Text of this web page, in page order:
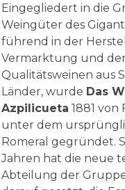
Eingegliedert in die
Weingüter des
führend in der
Vermarktung und
Qualitätsweinen aus
Länder, wurde Das
Azpilicueta 1881 von
unter dem
Romeral gegründet.
Jahren hat die neue
Abteilung der